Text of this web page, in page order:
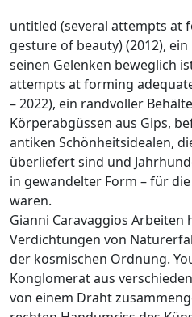
untitled (several attempts at
gesture of beauty) (2012),
seinen Gelenken beweglich
attempts at forming
– 2022), ein randvoller
Körperabgüssen aus Gips,
antiken Schönheitsidealen,
überliefert sind und
in gewandelter Form – für
waren.
Gianni Caravaggios Arbeiten
Verdichtungen von
der kosmischen Ordnung.
Konglomerat aus
von einem Draht